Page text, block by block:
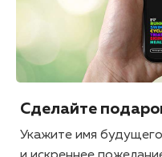
Сделайте
Укажите имя